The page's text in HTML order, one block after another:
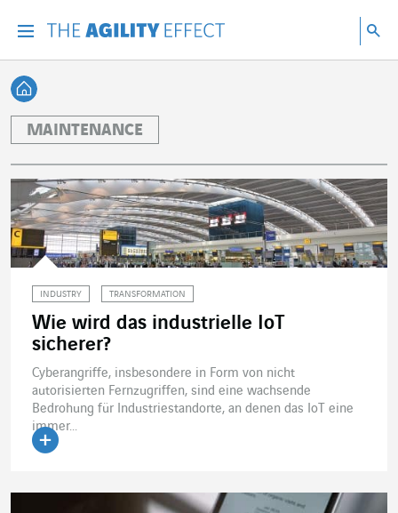
Zurück zur Startseite
MAINTENANCE
INDUSTRY TRANSFORMATION
Wie wird das industrielle IoT
sicherer?
Cyberangriffe, insbesondere in Form von nicht
autorisierten Fernzugriffen, sind eine wachsende
Bedrohung für Industriestandorte, an denen das IoT eine
immer...